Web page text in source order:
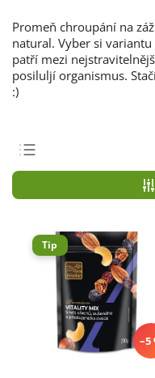
Promeň chroupání na
natural. Vyber si
patří mezi
posiluljí organismus.
:)
Doporučujeme
Nejlevnější
Nejprodávanější
Abecedně
Tip
–5